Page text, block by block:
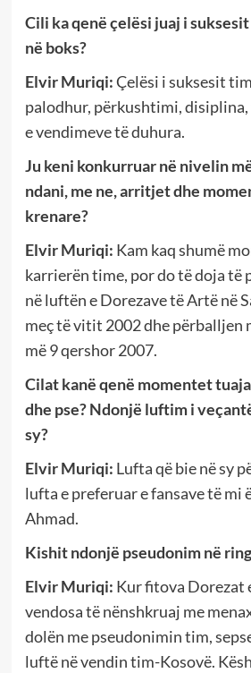
Cili ka qenë çelësi juaj i
në boks?
Elvir Muriqi:Çelësi i suksesit
palodhur, përkushtimi,
e vendimeve të duhura.
Ju keni konkurruar në nivelin
ndani, me ne, arritjet dhe
krenare?
Elvir Muriqi: Kam kaq shumë
karrierën time, por do të doja të
në luftën e Dorezave të Artë në
meç të vitit 2002 dhe përballjen
më 9 qershor 2007.
Cilat kanë qenë momentet
dhe pse? Ndonjë luftim i
sy?
Elvir Muriqi: Lufta që bie në sy
lufta e preferuar e fansave të mi
Ahmad.
Kishit ndonjë pseudonim në
Elvir Muriqi: Kur fitova Dorezat
vendosa të nënshkruaj me
dolën me pseudonimin tim,
luftë në vendin tim-Kosovë.